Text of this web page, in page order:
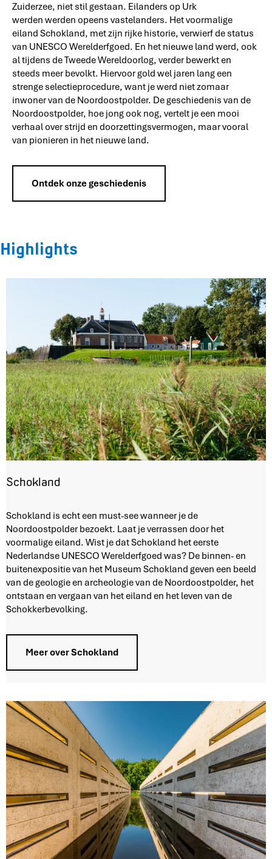
Zuiderzee, niet stil gestaan. Eilanders op Urk
werden werden opeens vastelanders. Het voormalige
eiland Schokland, met zijn rijke historie, verwierf de status
van UNESCO Werelderfgoed. En het nieuwe land werd, ook
al tijdens de Tweede Wereldoorlog, verder bewerkt en
steeds meer bevolkt. Hiervoor gold wel jaren lang een
strenge selectieprocedure, want je werd niet zomaar
inwoner van de Noordoostpolder. De geschiedenis van de
Noordoostpolder, hoe jong ook nog, vertelt je een mooi
verhaal over strijd en doorzettingsvermogen, maar vooral
van pionieren in het nieuwe land.
Ontdek onze geschiedenis
Highlights
Schokland
S
c
h
o
k
l
a
n
Schokland is echt een must-see wanneer je de
Noordoostpolder bezoekt. Laat je verrassen door het
voormalige eiland. Wist je dat Schokland het eerste
Nederlandse UNESCO Werelderfgoed was? De binnen- en
buitenexpositie van het Museum Schokland geven een beeld
van de geologie en archeologie van de Noordoostpolder, het
ontstaan en vergaan van het eiland en het leven van de
Schokkerbevolking.
Meer over Schokland